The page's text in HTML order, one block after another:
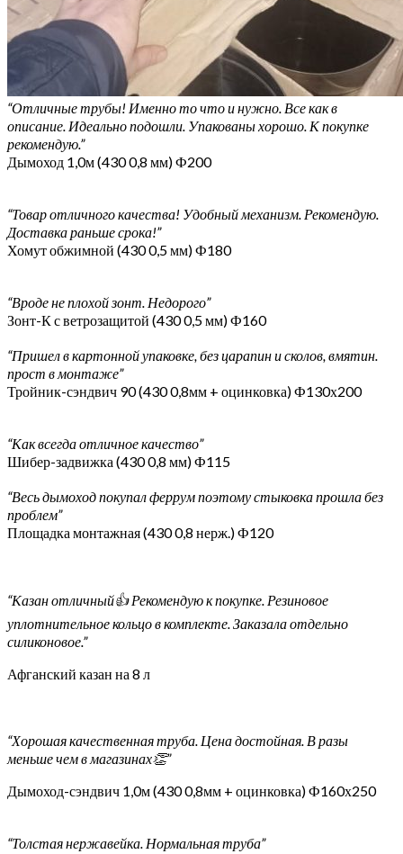
“Отличные трубы! Именно то что и нужно. Все как в
описание. Идеально подошли. Упакованы хорошо. К покупке
рекомендую.”
Дымоход 1,0м (430 0,8 мм) Ф200
“Товар отличного качества! Удобный механизм. Рекомендую.
Доставка раньше срока!”
Хомут обжимной (430 0,5 мм) Ф180
“Вроде не плохой зонт. Недорого”
Зонт-К с ветрозащитой (430 0,5 мм) Ф160
“Пришел в картонной упаковке, без царапин и сколов, вмятин.
прост в монтаже”
Тройник-сэндвич 90 (430 0,8мм + оцинковка) Ф130х200
“Как всегда отличное качество”
Шибер-задвижка (430 0,8 мм) Ф115
“Весь дымоход покупал феррум поэтому стыковка прошла без
проблем”
Площадка монтажная (430 0,8 нерж.) Ф120
“Казан отличный👍 Рекомендую к покупке. Резиновое
уплотнительное кольцо в комплекте. Заказала отдельно
силиконовое.”
Афганский казан на 8 л
“Хорошая качественная труба. Цена достойная. В разы
меньше чем в магазинах👏”
Дымоход-сэндвич 1,0м (430 0,8мм + оцинковка) Ф160х250
“Толстая нержавейка. Нормальная труба”